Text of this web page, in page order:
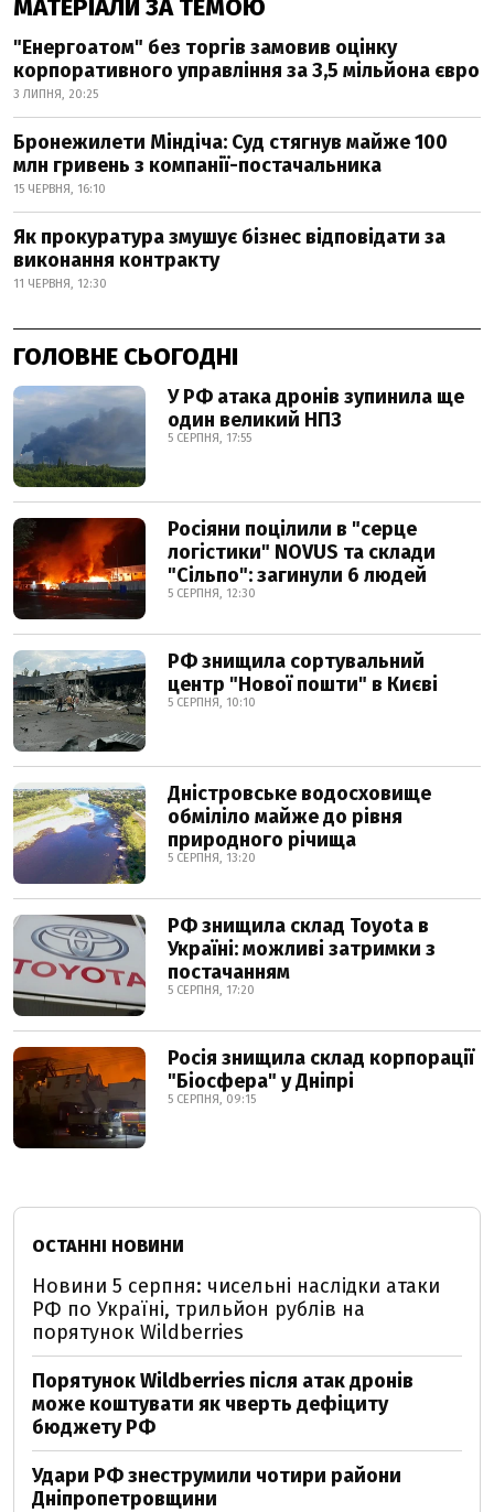
МАТЕРІАЛИ ЗА ТЕМОЮ
"Енергоатом" без торгів замовив оцінку
корпоративного управління за 3,5 мільйона євро
3 ЛИПНЯ, 20:25
Бронежилети Міндіча: Суд стягнув майже 100
млн гривень з компанії-постачальника
15 ЧЕРВНЯ, 16:10
Як прокуратура змушує бізнес відповідати за
виконання контракту
11 ЧЕРВНЯ, 12:30
ГОЛОВНЕ СЬОГОДНІ
У РФ атака дронів зупинила ще
один великий НПЗ
5 СЕРПНЯ, 17:55
Росіяни поцілили в "серце
логістики" NOVUS та склади
"Сільпо": загинули 6 людей
5 СЕРПНЯ, 12:30
РФ знищила сортувальний
центр "Нової пошти" в Києві
5 СЕРПНЯ, 10:10
Дністровське водосховище
обміліло майже до рівня
природного річища
5 СЕРПНЯ, 13:20
РФ знищила склад Toyota в
Україні: можливі затримки з
постачанням
5 СЕРПНЯ, 17:20
Росія знищила склад корпорації
"Біосфера" у Дніпрі
5 СЕРПНЯ, 09:15
ОСТАННІ НОВИНИ
Новини 5 серпня: чисельні наслідки атаки
РФ по Україні, трильйон рублів на
порятунок Wildberries
Порятунок Wildberries після атак дронів
може коштувати як чверть дефіциту
бюджету РФ
Удари РФ знеструмили чотири райони
Дніпропетровщини